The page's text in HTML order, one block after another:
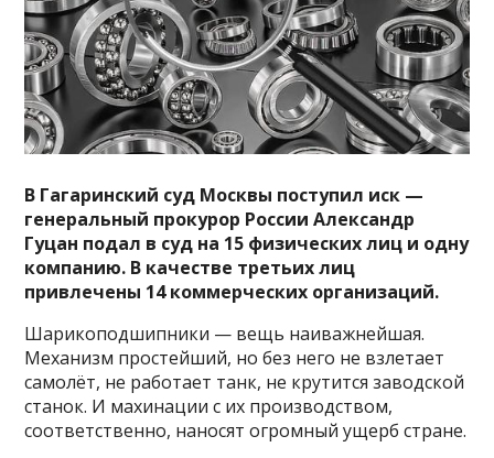
В Гагаринский суд Москвы поступил иск —
генеральный прокурор России Александр
Гуцан подал в суд на 15 физических лиц и одну
компанию. В качестве третьих лиц
привлечены 14 коммерческих организаций.
Шарикоподшипники — вещь наиважнейшая.
Механизм простейший, но без него не взлетает
самолёт, не работает танк, не крутится заводской
станок. И махинации с их производством,
соответственно, наносят огромный ущерб стране.